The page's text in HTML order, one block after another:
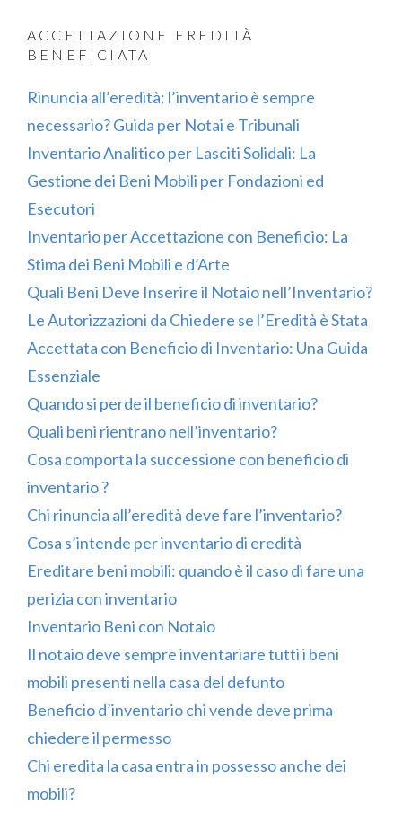
ACCETTAZIONE EREDITÀ
BENEFICIATA
Rinuncia all’eredità: l’inventario è sempre
necessario? Guida per Notai e Tribunali
Inventario Analitico per Lasciti Solidali: La
Gestione dei Beni Mobili per Fondazioni ed
Esecutori
Inventario per Accettazione con Beneficio: La
Stima dei Beni Mobili e d’Arte
Quali Beni Deve Inserire il Notaio nell’Inventario?
Le Autorizzazioni da Chiedere se l’Eredità è Stata
Accettata con Beneficio di Inventario: Una Guida
Essenziale
Quando si perde il beneficio di inventario?
Quali beni rientrano nell’inventario?
Cosa comporta la successione con beneficio di
inventario ?
Chi rinuncia all’eredità deve fare l’inventario?
Cosa s’intende per inventario di eredità
Ereditare beni mobili: quando è il caso di fare una
perizia con inventario
Inventario Beni con Notaio
Il notaio deve sempre inventariare tutti i beni
mobili presenti nella casa del defunto
Beneficio d’inventario chi vende deve prima
chiedere il permesso
Chi eredita la casa entra in possesso anche dei
mobili?